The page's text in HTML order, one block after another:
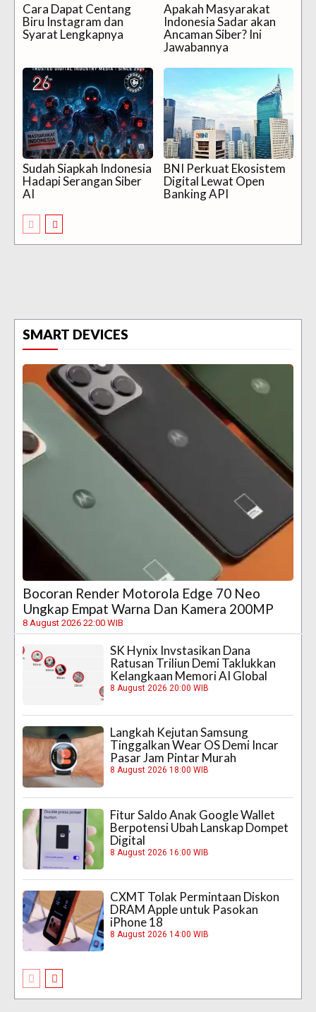
Cara Dapat Centang
Biru Instagram dan
Syarat Lengkapnya
Apakah Masyarakat
Indonesia Sadar akan
Ancaman Siber? Ini
Jawabannya
Sudah Siapkah Indonesia
Hadapi Serangan Siber
AI
BNI Perkuat Ekosistem
Digital Lewat Open
Banking API
SMART DEVICES
Bocoran Render Motorola Edge 70 Neo
Ungkap Empat Warna Dan Kamera 200MP
8 August 2026 22:00 WIB
SK Hynix Invstasikan Dana
Ratusan Triliun Demi Taklukkan
Kelangkaan Memori AI Global
8 August 2026 20:00 WIB
Langkah Kejutan Samsung
Tinggalkan Wear OS Demi Incar
Pasar Jam Pintar Murah
8 August 2026 18:00 WIB
Fitur Saldo Anak Google Wallet
Berpotensi Ubah Lanskap Dompet
Digital
8 August 2026 16:00 WIB
CXMT Tolak Permintaan Diskon
DRAM Apple untuk Pasokan
iPhone 18
8 August 2026 14:00 WIB